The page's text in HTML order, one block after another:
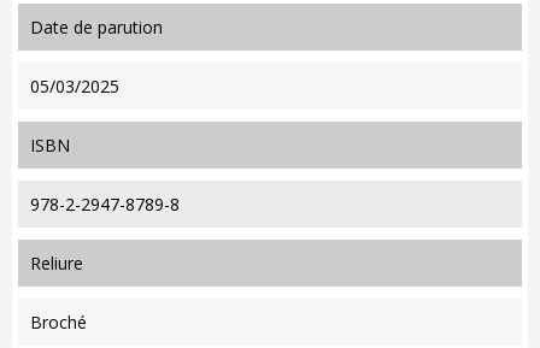
date de parution
05/03/2025
ISBN
978-2-2947-8789-8
reliure
Broché